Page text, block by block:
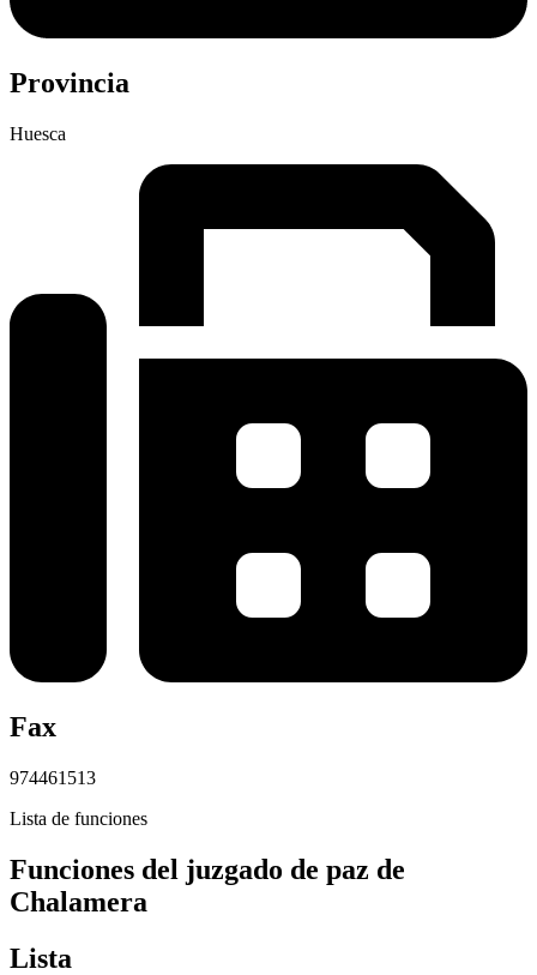
Provincia
Huesca
Fax
974461513
Lista de funciones
Funciones del juzgado de paz de
Chalamera
Lista